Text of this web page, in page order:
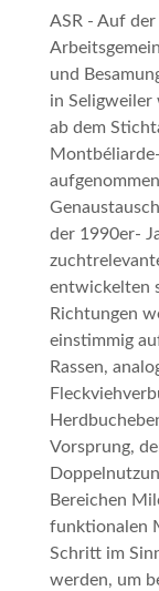
ASR - Auf
und
in Seligweiler
ab dem
der 1990er-
entwickelten
Richtungen
einstimmig
Rassen,
Vorsprung,
Bereichen
funktionalen
Schritt im
werden, um